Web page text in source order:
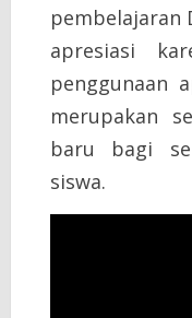
pembelajaran
apresiasi
penggunaan
merupakan
baru bagi
siswa.